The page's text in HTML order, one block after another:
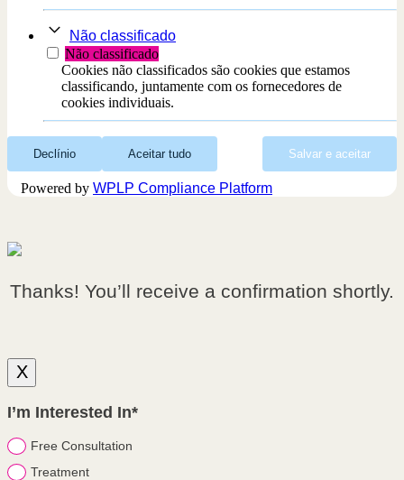
Não classificado
Não classificado
Cookies não classificados são cookies que estamos
classificando, juntamente com os fornecedores de
cookies individuais.
Declínio Aceitar tudo Salvar e aceitar
Powered by WPLP Compliance Platform
Thanks! You’ll receive a confirmation shortly.
X
I’m Interested In*
Free Consultation
Treatment